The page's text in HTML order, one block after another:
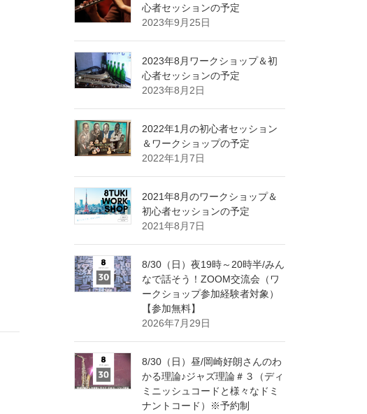
心者セッションの予定
2023年9月25日
2023年8月ワークショップ＆初
心者セッションの予定
2023年8月2日
2022年1月の初心者セッション
＆ワークショップの予定
2022年1月7日
2021年8月のワークショップ＆
初心者セッションの予定
2021年8月7日
8/30（日）夜19時～20時半/みん
なで話そう！ZOOM交流会（ワ
ークショップ参加経験者対象）
【参加無料】
2026年7月29日
8/30（日）昼/岡崎好朗さんのわ
かる理論♪ジャズ理論＃３（ディ
ミニッシュコードと様々なドミ
ナントコード）※予約制